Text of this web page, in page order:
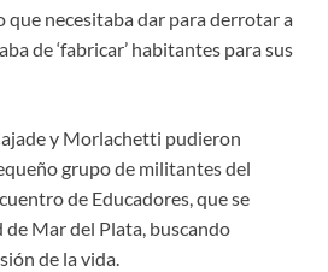
que necesitaba dar para derrotar a
de ‘fabricar’ habitantes para sus
y Morlachetti pudieron
grupo de militantes del
de Educadores, que se
Mar del Plata, buscando
de la vida.